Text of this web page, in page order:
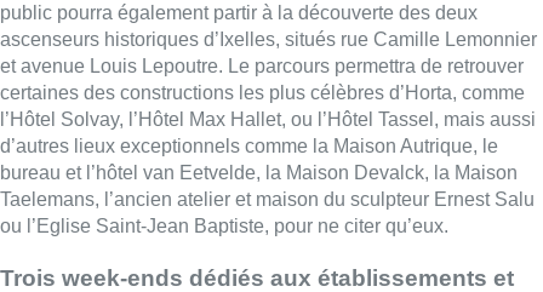
public pourra également partir à la découverte des deux
ascenseurs historiques d’Ixelles, situés rue Camille Lemonnier
et avenue Louis Lepoutre. Le parcours permettra de retrouver
certaines des constructions les plus célèbres d’Horta, comme
l’Hôtel Solvay, l’Hôtel Max Hallet, ou l’Hôtel Tassel, mais aussi
d’autres lieux exceptionnels comme la Maison Autrique, le
bureau et l’hôtel van Eetvelde, la Maison Devalck, la Maison
Taelemans, l’ancien atelier et maison du sculpteur Ernest Salu
ou l’Eglise Saint-Jean Baptiste, pour ne citer qu’eux.
Trois week-ends dédiés aux établissements et